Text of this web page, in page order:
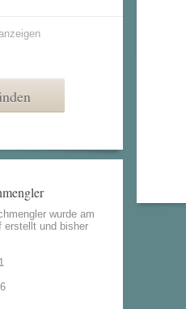
wurde am
erstellt und bisher